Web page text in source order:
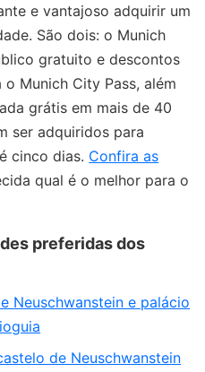
e vantajoso adquirir um
São dois: o Munich
gratuito e descontos
Munich City Pass, além
grátis em mais de 40
ser adquiridos para
cinco dias. Confira as
qual é o melhor para o
preferidas dos
Neuschwanstein e palácio
de Neuschwanstein